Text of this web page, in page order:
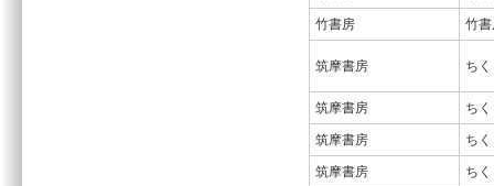
竹書房 竹
筑摩書房 ち
筑摩書房 ち
筑摩書房 ち
筑摩書房 ち